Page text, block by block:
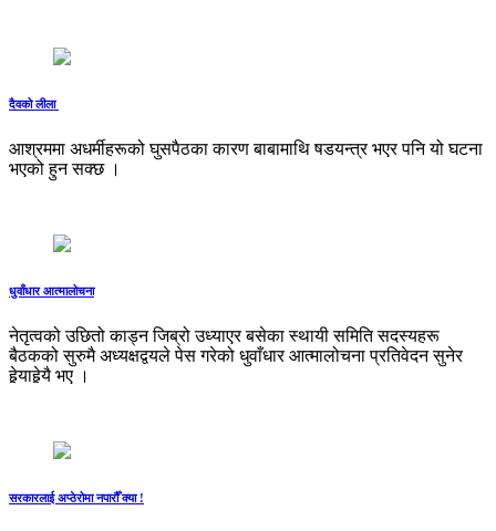
दैवको लीला
आश्रममा अधर्मीहरूको घुसपैठका कारण बाबामाथि षडयन्त्र भएर पनि यो घटना
भएको हुन सक्छ ।
धुवाँधार आत्मालोचना
नेतृत्वको उछितो काड्न जिब्रो उध्याएर बसेका स्थायी समिति सदस्यहरू
बैठकको सुरुमै अध्यक्षद्वयले पेस गरेको धुवाँधार आत्मालोचना प्रतिवेदन सुनेर
हेर्‍याहेर्‍यै भए ।
सरकारलाई अप्ठेरोमा नपारौँ क्या !